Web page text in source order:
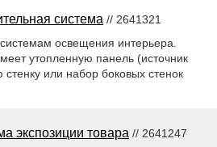
система // 2641321
освещения интерьера.
утопленную панель (источник
или набор боковых стенок
экспозиции товара // 2641247